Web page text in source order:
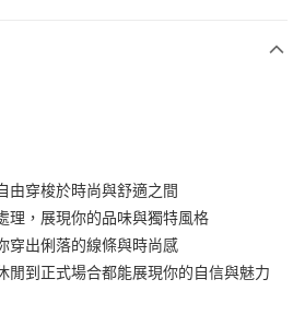
含以上)免運費
由穿梭於時尚與舒適之間
理，展現你的品味與獨特風格
穿出俐落的線條與時尚感
閒到正式場合都能展現你的自信與魅力